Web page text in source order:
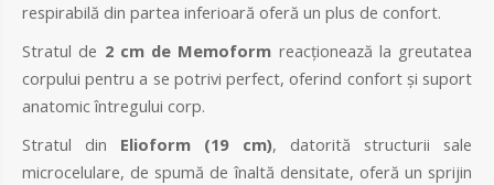
respirabilă din partea inferioară oferă un plus de confort.
Stratul de 2 cm de Memoform reacționează la greutatea
corpului pentru a se potrivi perfect, oferind confort și suport
anatomic întregului corp.
Stratul din Elioform (19 cm), datorită structurii sale
microcelulare, de spumă de înaltă densitate, oferă un sprijin